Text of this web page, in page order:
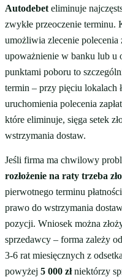
Autodebet eliminuje
zwykłe przeoczenie terminu.
umożliwia zlecenie polecenia
upoważnienie w banku lub u
punktami poboru to
termin – przy pięciu lokalach
uruchomienia polecenia
które eliminuje, sięga setek
wstrzymania dostaw.
Jeśli firma ma chwilowy
rozłożenie na raty trzeba
pierwotnego terminu
prawo do wstrzymania
pozycji. Wniosek można
sprzedawcy – forma zależy
3-6 rat miesięcznych z
powyżej 5 000 złniektórzy